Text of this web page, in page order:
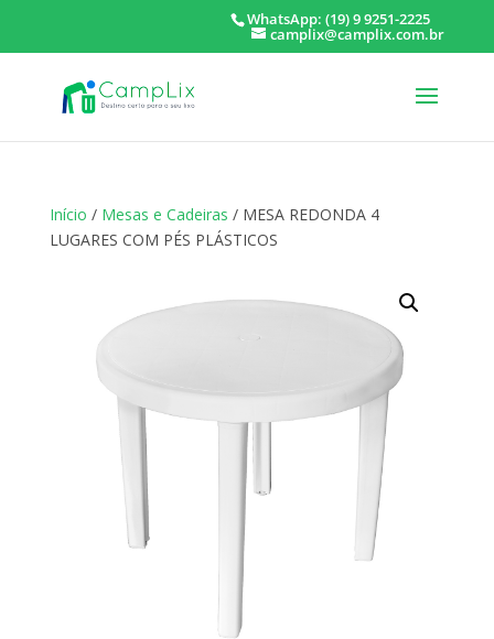
WhatsApp: (19) 9 9251-2225
camplix@camplix.com.br
Início / Mesas e Cadeiras / MESA REDONDA 4
LUGARES COM PÉS PLÁSTICOS